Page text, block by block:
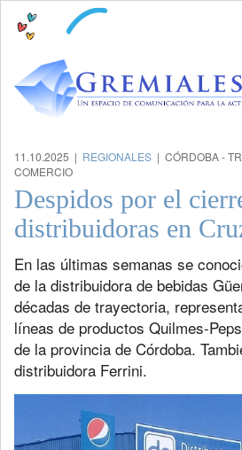
11.10.2025 | REGIONALES | CÓRDOBA -
COMERCIO
Despidos por el
distribuidoras en
En las últimas semanas se
de la distribuidora de bebidas
décadas de trayectoria,
líneas de productos Quilmes-
de la provincia de Córdoba.
distribuidora Ferrini.
Previous